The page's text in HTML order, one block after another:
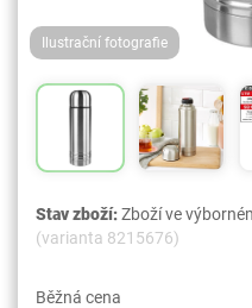
Ilustrační fotografie
Stav zboží:Zboží ve
(varianta 8215676)
Běžná cena